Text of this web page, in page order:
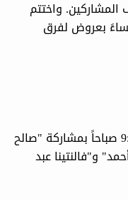
واختتم
اليوم الأول في الساعة 8:00 مساءً بعروض لفرق
تبدأ الجلسات الثقافية في الساعة 9:00 صباحاً بمشاركة "صالح
و"فالنتينا عبد